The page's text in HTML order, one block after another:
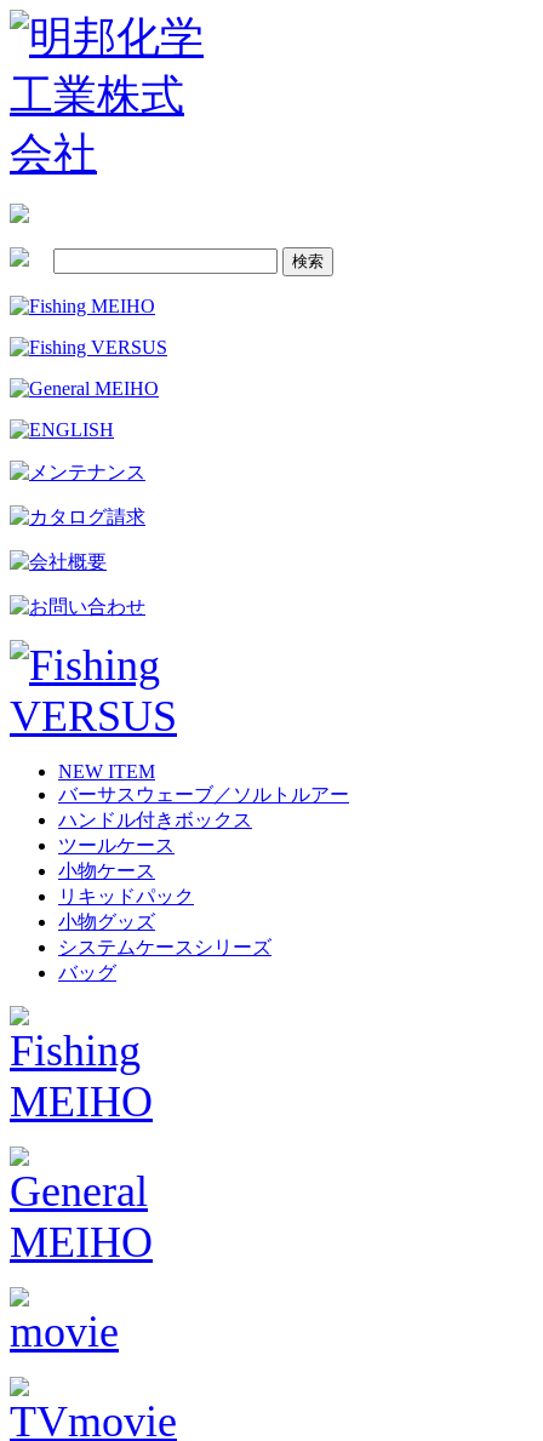
NEW ITEM
バーサスウェーブ／ソルトルアー
ハンドル付きボックス
ツールケース
小物ケース
リキッドパック
小物グッズ
システムケースシリーズ
バッグ